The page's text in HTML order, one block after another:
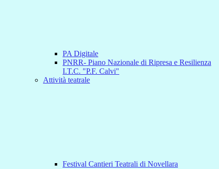
PA Digitale
PNRR- Piano Nazionale di Ripresa e Resilienza
I.T.C. "P.F. Calvi"
Attività teatrale
Festival Cantieri Teatrali di Novellara